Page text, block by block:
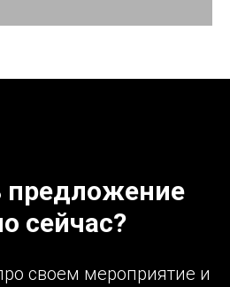
предложение
сейчас?
своем мероприятие и